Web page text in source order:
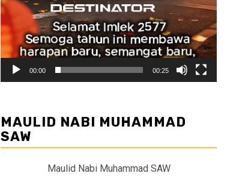
00:00 00:25
MAULID NABI MUHAMMAD
SAW
Maulid Nabi Muhammad SAW